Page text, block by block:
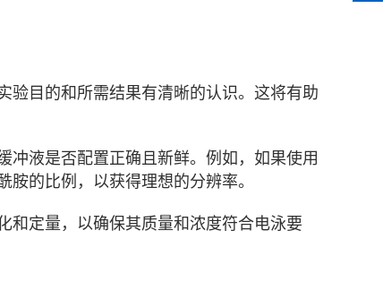
验目的和所需结果有清晰的认识。这将有助
冲液是否配置正确且新鲜。例如，如果使用
的比例，以获得理想的分辨率。
和定量，以确保其质量和浓度符合电泳要